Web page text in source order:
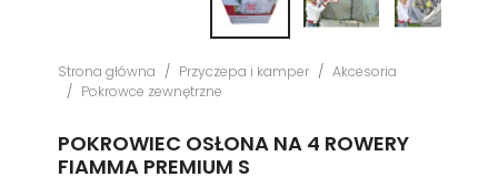
Strona główna Przyczepa i kamper
Akcesoria
Pokrowce zewnętrzne
POKROWIEC OSŁONA NA 4 ROWERY
FIAMMA PREMIUM S